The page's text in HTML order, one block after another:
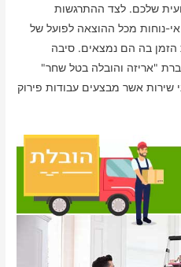
שלכם. לצד ההתרגשות
נוחות מכל ההוצאה לפועל של
הזמן בה הם נמצאים. סיבה
"אריזה והובלה בטל שחר"
שירות אשר מבצעים עבודות פירוק